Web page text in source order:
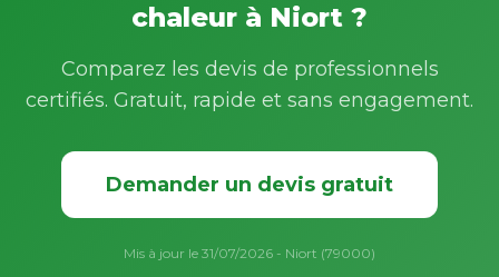
chaleur à Niort ?
Comparez les devis de professionnels
certifiés. Gratuit, rapide et sans engagement.
Demander un devis gratuit
Mis à jour le 31/07/2026 - Niort (79000)